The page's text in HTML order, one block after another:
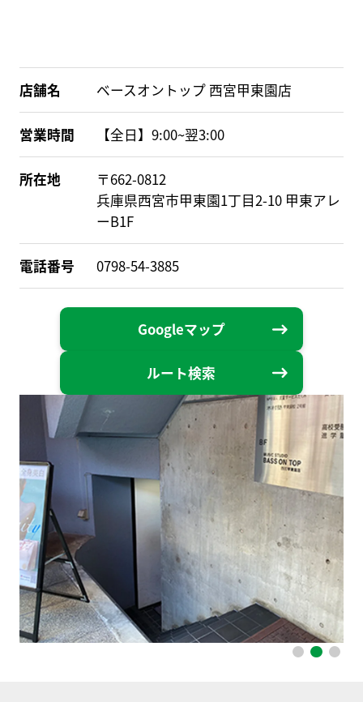
店舗名 ベースオントップ 西宮甲東園店
営業時間 【全日】9:00~翌3:00
所在地
〒662-0812
兵庫県西宮市甲東園1丁目2-10 甲東アレ
ーB1F
電話番号 0798-54-3885
Googleマップ
ルート検索